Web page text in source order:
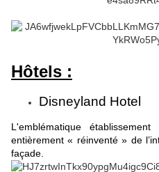
Hôtels :
Disneyland Hotel
L'emblématique
entièrement « réinventé » de
façade.